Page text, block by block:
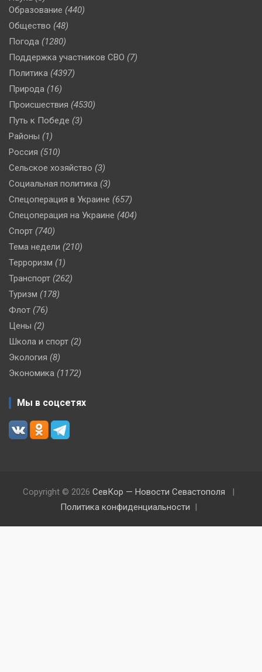
Образование (440)
Общество (48)
Погода (1280)
Поддержка участников СВО (7)
Политика (4397)
Природа (16)
Происшествия (4530)
Путь к Победе (3)
Районы (1)
Россия (510)
Сельское хозяйство (3)
Социальная политика (3)
Спецоперация в Украине (657)
Спецоперация на Украине (404)
Спорт (740)
Тема недели (210)
Терроризм (1)
Транспорт (262)
Туризм (178)
Флот (76)
Цены (2)
Школа и спорт (2)
Экология (8)
Экономика (1172)
Мы в соцсетях
Copyright © 2026 СевКор — Новости Севастополя
Политика конфиденциальности